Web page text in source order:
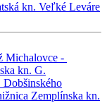
kn. Veľké Leváre
Michalovce -
kn. G.
Dobšinského
Zemplínska kn.